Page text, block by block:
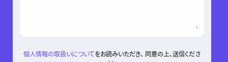
個人情報の取扱いについてをお読みいただき、 同意の上、送信くださ